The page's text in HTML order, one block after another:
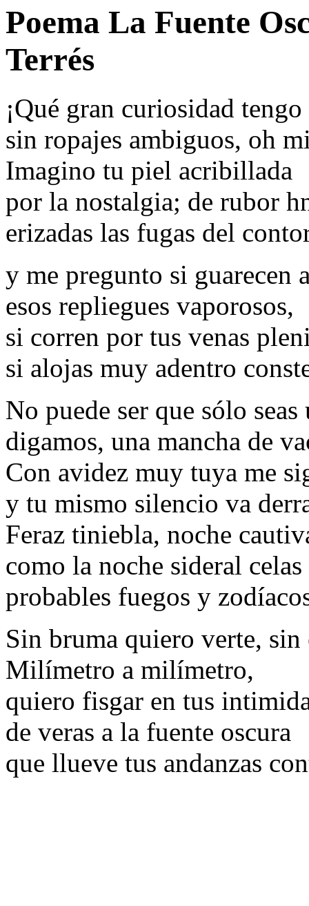
Poema La Fuente
Terrés
¡Qué gran curiosidad
sin ropajes ambiguos, oh
Imagino tu piel acribillada
por la nostalgia; de rubor
erizadas las fugas del
y me pregunto si guarecen
esos repliegues vaporosos,
si corren por tus venas
si alojas muy adentro
No puede ser que sólo
digamos, una mancha de
Con avidez muy tuya me
y tu mismo silencio va
Feraz tiniebla, noche
como la noche sideral
probables fuegos y
Sin bruma quiero verte, sin
Milímetro a milímetro,
quiero fisgar en tus
de veras a la fuente oscura
que llueve tus andanzas